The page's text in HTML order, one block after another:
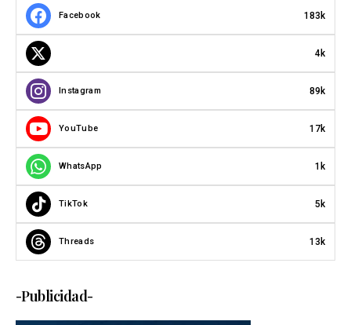
Facebook 183k
4k
Instagram 89k
YouTube 17k
WhatsApp 1k
TikTok 5k
Threads 13k
-Publicidad-